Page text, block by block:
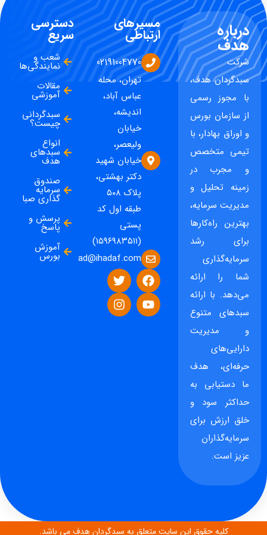
درباره
هدف
شرکت
سبدگردان هدف،
با مجوز رسمی
از سازمان بورس
و اوراق بهادار، با
تیمی متخصص
و مجرب در
زمینه تحلیل و
مدیریت سرمایه،
بهترین راه‌کارها
برای رشد
سرمایه‌گذاری
شما را ارائه
می‌دهد. با ارائه
سبدهای متنوع
و مدیریت
دارایی‌های
حرفه‌ای، هدف
ما دستیابی به
حداکثر سود و
خلق ارزش برای
سرمایه‌گذاران
عزیز است.
مسیرهای
ارتباطی
02191004770
تهران، محله
عباس آباد،
اندیشه،
خیابان
ولیعصر،
خیابان شهید
دکتر بهشتی،
پلاک ۵۰۸
طبقه اول کد
پستی
(۱۵۹۶۹۸۳۵۱۱)
ad@ihadaf.com
دسترسی
سریع
شعب و
نمایندگی‌ها
مقالات
آموزشی
سبدگردانی
چیست؟
انواع
سبدهای
هدف
صندوق
سرمایه
گذاری صبا
پرسش و
پاسخ
آموزش
بورس
کلیه حقوق این سایت متعلق به سبدگردان هدف می باشد.